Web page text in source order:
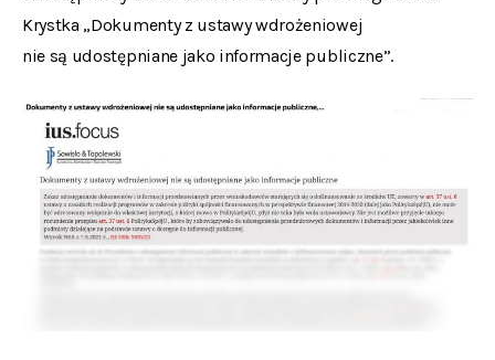
Krystka „Dokumenty z ustawy wdrożeniowej
nie są udostępniane jako informacje publiczne”.